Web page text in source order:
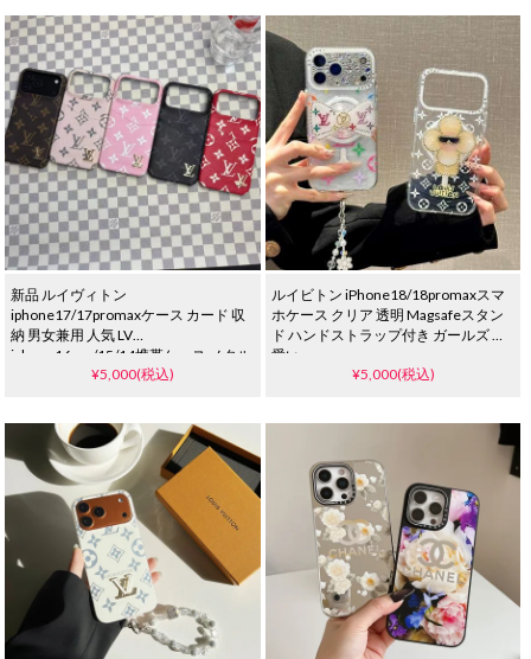
新品 ルイヴィトン
iphone17/17promaxケース カード 収
納 男女兼用 人気 LV
iphone16pro/15/14携帯ケース メタル
ロゴ モノグラム 高级 レザー 軽い 耐衝
¥5,000(税込)
ルイビトン iPhone18/18promaxスマ
ホケース クリア 透明 Magsafeスタン
ド ハンドストラップ付き ガールズ 可
愛い
¥5,000(税込)